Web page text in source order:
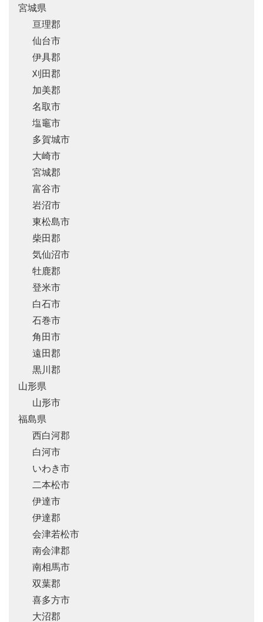
宮城県
亘理郡
仙台市
伊具郡
刈田郡
加美郡
名取市
塩竈市
多賀城市
大崎市
宮城郡
富谷市
岩沼市
東松島市
柴田郡
気仙沼市
牡鹿郡
登米市
白石市
石巻市
角田市
遠田郡
黒川郡
山形県
山形市
福島県
西白河郡
白河市
いわき市
二本松市
伊達市
伊達郡
会津若松市
南会津郡
南相馬市
双葉郡
喜多方市
大沼郡